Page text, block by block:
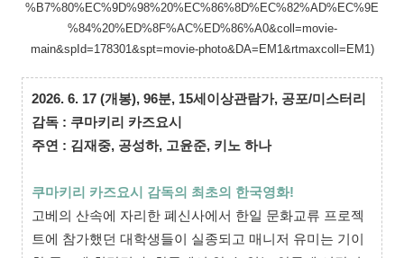
%B7%80%EC%9D%98%20%EC%86%8D%EC%82%AD%EC%9E
%84%20%ED%8F%AC%ED%86%A0&coll=movie-
main&spId=178301&spt=movie-photo&DA=EM1&rtmaxcoll=EM1)
2026. 6. 17 (개봉), 96분, 15세이상관람가, 공포/미스터리
감독 : 쿠마키리 카즈요시
주연 : 김재중, 공성하, 고윤준, 키노 하나
쿠마키리 카즈요시 감독의 최초의 한국영화!
고베의 산속에 자리한 폐신사에서 한일 문화교류 프로젝
트에 참가했던 대학생들이 실종되고 매니저 유미는 기이